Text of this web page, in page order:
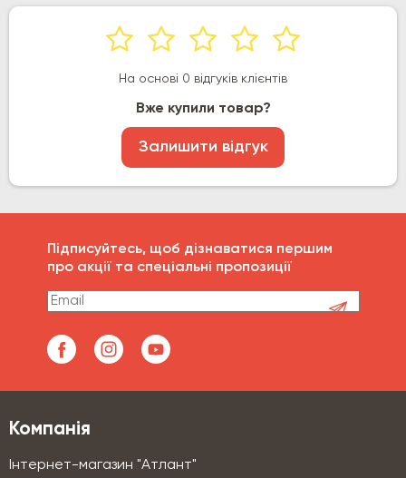
На основі 0 відгуків клієнтів
Вже купили товар?
Залишити відгук
Підписуйтесь, щоб дізнаватися першим
про акції та спеціальні пропозиції
Компанія
Інтернет-магазин "Атлант"